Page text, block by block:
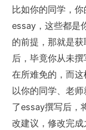
比如你的同学，
essay，这些都是
的前提，那就是
后，毕竟你从未
在所难免的，而
以你的同学、老
了essay撰写后，
改建议，修改完